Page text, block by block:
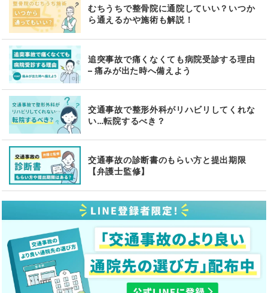
むちうちで整骨院に通院していい？いつか
ら通えるかや施術も解説！
追突事故で痛くなくても病院受診する理由
– 痛みが出た時へ備えよう
交通事故で整形外科がリハビリしてくれな
い…転院するべき？
交通事故の診断書のもらい方と提出期限
【弁護士監修】